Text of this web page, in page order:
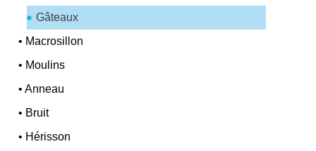
Gâteaux
• Macrosillon
• Moulins
•Anneau
• Bruit
• Hérisson